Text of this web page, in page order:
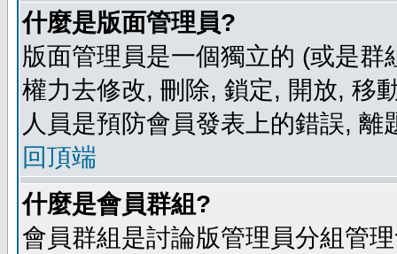
什麼是版面管理員?
版面管理員是一個獨立的 (或是
權力去修改, 刪除, 鎖定, 開放, 移
人員是預防會員發表上的錯誤, 離
回頂端
什麼是會員群組?
會員群組是討論版管理員分組管